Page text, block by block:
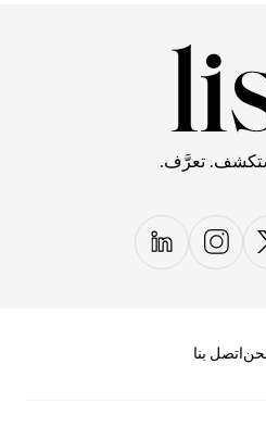
تعرَّف.
اتصل بنا